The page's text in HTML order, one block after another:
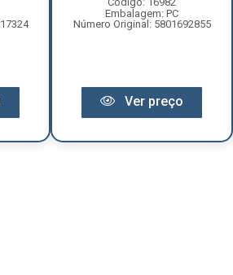
Embalagem: PC
Número Original: 5801692855
Ver preço